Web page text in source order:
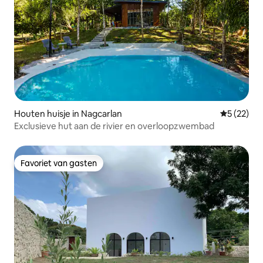
Houten huisje in Nagcarlan
5 (22)
Exclusieve hut aan de rivier en overloopzwembad
Favoriet van gasten
Favoriet van gasten